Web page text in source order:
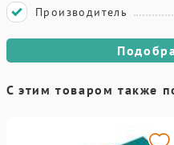
Производитель
С этим товаром также